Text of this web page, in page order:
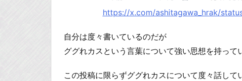
https://x.com/ashitagawa_hrak/
自分は度々書いているのだが
ググれカスという言葉について強い思想を持って
この投稿に限らずググれカスについて度々話して